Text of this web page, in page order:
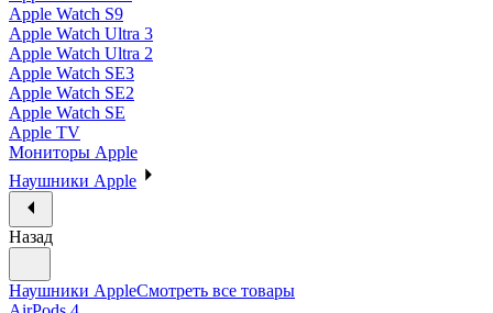
Apple Watch S9
Apple Watch Ultra 3
Apple Watch Ultra 2
Apple Watch SE3
Apple Watch SE2
Apple Watch SE
Apple TV
Мониторы Apple
Наушники Apple
Назад
Наушники AppleСмотреть все товары